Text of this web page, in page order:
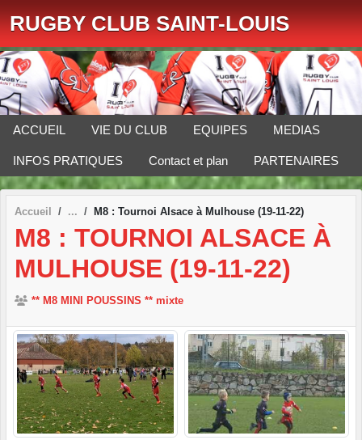
RUGBY CLUB SAINT-LOUIS
ACCUEIL VIE DU CLUB EQUIPES MEDIAS
INFOS PRATIQUES Contact et plan PARTENAIRES
Accueil M8 : Tournoi Alsace à Mulhouse (19-11-22)
M8 : TOURNOI ALSACE À
MULHOUSE (19-11-22)
** M8 MINI POUSSINS ** mixte